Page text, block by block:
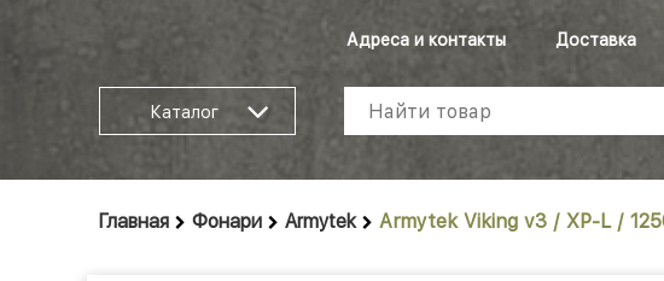
Адреса и контакты Доставка
Каталог
Главная Фонари Armytek Armytek Viking v3 / XP-L /